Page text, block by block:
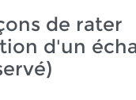
de rater
d'un